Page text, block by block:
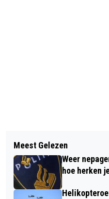
BOEK 'HET
YWEHORST' IS
GEPRESENTEERD
NIEUWE COALITIE
TEGEN
ENERGIE UIT WIND
Meest Gelezen
Weer
hoe herken